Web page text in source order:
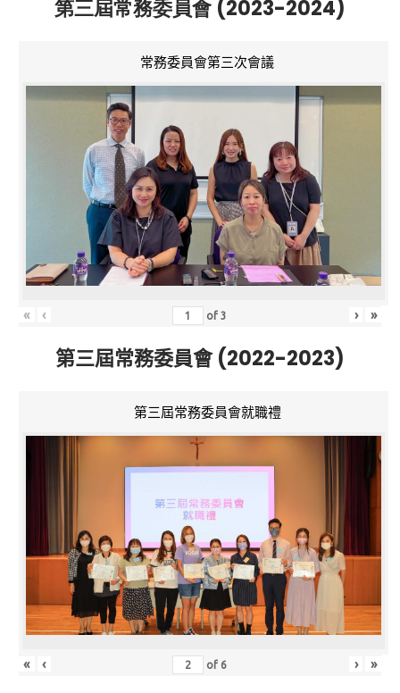
第三屆常務委員會 (2023-2024)
常務委員會第三次會議
« ‹ of3 › »
第三屆常務委員會 (2022-2023)
第三屆常務委員會就職禮
« ‹ of 6 › »